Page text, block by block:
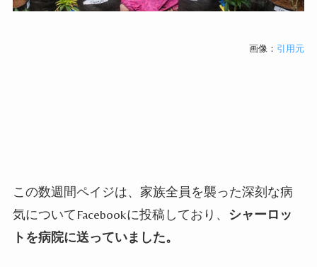
画像： 引用元
この数週間ペイジは、家族全員を襲った深刻な病
気についてFacebookに投稿しており、 シャーロッ
トを病院に送っていました。